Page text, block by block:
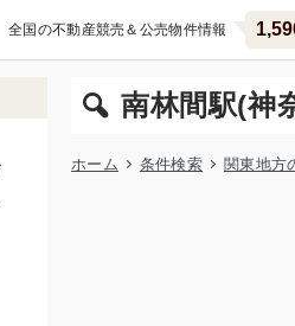
全国の不動産競売＆公売物件情報
南林間駅(神
ホーム 条件検索 関東地方